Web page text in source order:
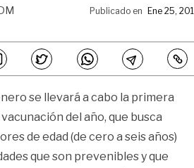
Publicado en Ene 25,
se llevará a cabo la primera
del año, que busca
de edad (de cero a seis años)
que son prevenibles y que